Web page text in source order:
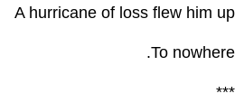
A hurricane of loss flew him up
To nowhere.
***